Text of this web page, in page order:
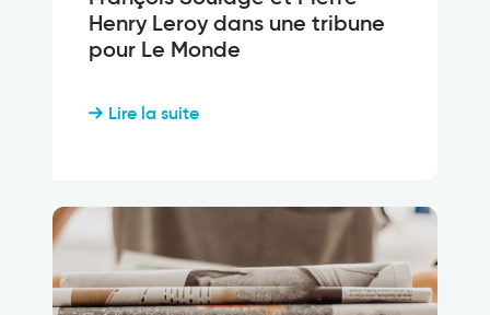
Henry Leroy dans une tribune
pour Le Monde
Lire la suite